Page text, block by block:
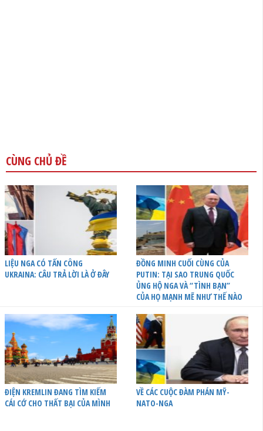
CÙNG CHỦ ĐỀ
LIỆU NGA CÓ TẤN CÔNG
UKRAINA: CÂU TRẢ LỜI LÀ Ở ĐÂY
ĐỒNG MINH CUỐI CÙNG CỦA
PUTIN: TẠI SAO TRUNG QUỐC
ỦNG HỘ NGA VÀ “TÌNH BẠN”
CỦA HỌ MẠNH MẼ NHƯ THẾ NÀO
ĐIỆN KREMLIN ĐANG TÌM KIẾM
CÁI CỚ CHO THẤT BẠI CỦA MÌNH
VỀ CÁC CUỘC ĐÀM PHÁN MỸ-
NATO-NGA